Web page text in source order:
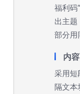
福利码
出主
部分用
内
采用短
隔文